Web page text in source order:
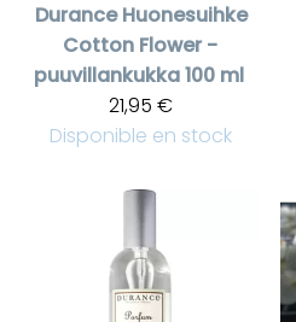
Durance Huonesuihke
Cotton Flower -
puuvillankukka 100 ml
21,95 €
Disponible en stock